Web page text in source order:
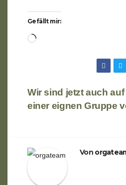
Gefällt mir:
Wird
Wir sind jetzt auch auf
einer eignen Gruppe
Von